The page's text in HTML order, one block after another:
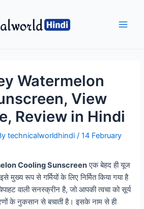
Watermelon
View
Review in Hindi
technicalworldhindi/14 February
Cooling Sunscreenएक बेहद ही यूज
मुख्य रूप से गर्मियों के लिए निर्मित किया गया है
वाली सनस्क्रीन है, जो आपकी त्वचा को सूर्य
के नुकसान से बचाती है। इसके नाम से ही